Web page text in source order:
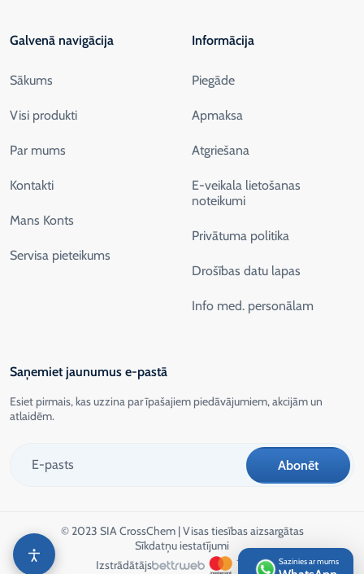
Galvenā navigācija
Sākums
Visi produkti
Par mums
Kontakti
Mans Konts
Servisa pieteikums
Informācija
Piegāde
Apmaksa
Atgriešana
E-veikala lietošanas
noteikumi
Privātuma politika
Drošības datu lapas
Info med. personālam
Saņemiet jaunumus e-pastā
Esiet pirmais, kas uzzina par īpašajiem piedāvājumiem, akcijām un
atlaidēm.
© 2023 SIA CrossChem | Visas tiesības aizsargātas
Sīkdatņu iestatījumi
Izstrādātājs
Sazinies ar mums